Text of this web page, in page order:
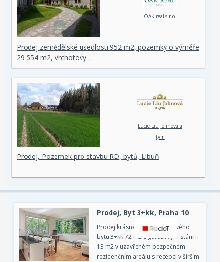
OAK real s.r.o.
Prodej zemědělské usedlosti 952 m2, pozemky o výměře
29 554 m2, Vrchotovy…
Lucie Liu Johnová a
tým
Prodej, Pozemek pro stavbu RD, bytů, Libuň
Prodej, Byt 3+kk, Praha 10
Prodej krásného bezbariérového
bytu 3+kk 72 m2 s garážovým stáním
13 m2 v uzavřeném bezpečném
rezidenčním areálu s recepcí v širším